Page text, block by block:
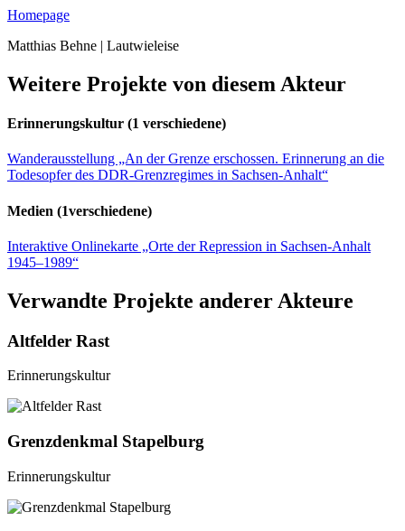
Homepage
Matthias Behne | Lautwieleise
Weitere Projekte von diesem Akteur
Erinnerungskultur (1 verschiedene)
Wanderausstellung „An der Grenze erschossen. Erinnerung an die
Todesopfer des DDR-Grenzregimes in Sachsen-Anhalt“
Medien (1verschiedene)
Interaktive Onlinekarte „Orte der Repression in Sachsen-Anhalt
1945–1989“
Verwandte Projekte anderer Akteure
Altfelder Rast
Erinnerungskultur
Grenzdenkmal Stapelburg
Erinnerungskultur